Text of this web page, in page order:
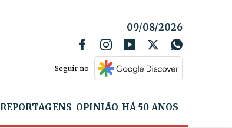
09/08/2026
Seguir no
REPORTAGENS OPINIÃO HÁ 50 ANOS